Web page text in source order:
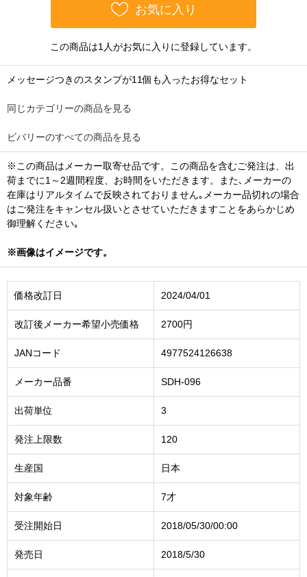
お気に入り
この商品は1人がお気に入りに登録しています。
メッセージつきのスタンプが11個も入ったお得なセット
同じカテゴリーの商品を見る
ビバリーのすべての商品を見る
※この商品はメーカー取寄せ品です。この商品を含むご発注は、出
荷までに1～2週間程度、お時間をいただきます。また､メーカーの
在庫はリアルタイムで反映されておりません｡メーカー品切れの場合
はご発注をキャンセル扱いとさせていただきますことをあらかじめ
御理解ください｡
※画像はイメージです。
価格改訂日 2024/04/01
改訂後メーカー希望小売価格 2700円
JANコード 4977524126638
メーカー品番 SDH-096
出荷単位 3
発注上限数 120
生産国 日本
対象年齢 7才
受注開始日 2018/05/30/00:00
発売日 2018/5/30